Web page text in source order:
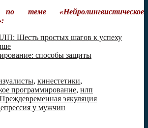
теме «Нейролингвистическое
Шесть простых шагов к успеху
способы защиты
, кинестетики,
программирование, нлп
Преждевременная эякуляция
у мужчин